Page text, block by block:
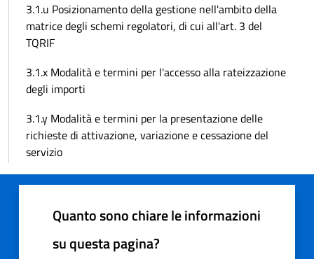
3.1.u Posizionamento della gestione nell'ambito della
matrice degli schemi regolatori, di cui all'art. 3 del
TQRIF
3.1.x Modalità e termini per l'accesso alla rateizzazione
degli importi
3.1.y Modalità e termini per la presentazione delle
richieste di attivazione, variazione e cessazione del
servizio
Quanto sono chiare le informazioni
su questa pagina?